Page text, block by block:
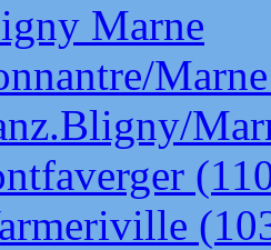
Marne